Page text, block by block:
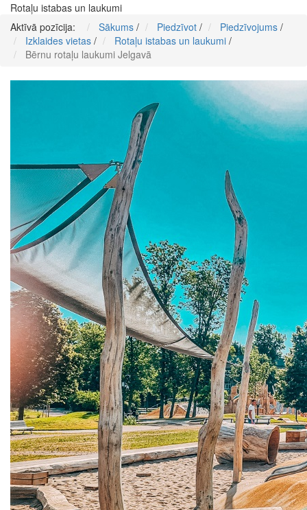
Rotaļu istabas un laukumi
Aktīvā pozīcija:
Sākums / Piedzīvot / Piedzīvojums /
Izklaides vietas / Rotaļu istabas un laukumi /
Bērnu rotaļu laukumi Jelgavā